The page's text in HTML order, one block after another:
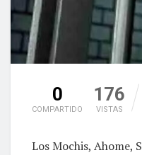
0
COMPARTIDO
176
VISTAS
Los Mochis, Ahome,